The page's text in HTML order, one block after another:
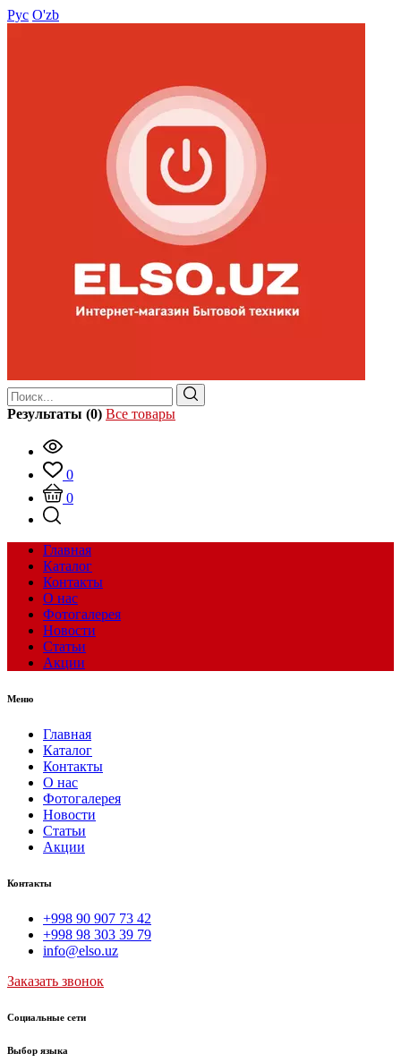
Рус O'zb
Результаты (0) Все товары
0
0
Главная
Каталог
Контакты
О нас
Фотогалерея
Новости
Статьи
Акции
Меню
Главная
Каталог
Контакты
О нас
Фотогалерея
Новости
Статьи
Акции
Контакты
+998 90 907 73 42
+998 98 303 39 79
info@elso.uz
Заказать звонок
Социальные сети
Выбор языка